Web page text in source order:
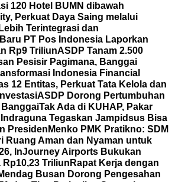
120 Hotel BUMN dibawah
Perkuat Daya Saing melalui
Terintegrasi dan
PT Pos Indonesia Laporkan
Rp9 TriliunASDP Tanam 2.500
Pesisir Pagimana, Banggai
Indonesia Financial
12 Entitas, Perkuat Tata Kelola dan
ASDP Dorong Pertumbuhan
Tak Ada di KUHAP, Pakar
Tegaskan Jampidsus Bisa
Presiden Menko PMK Pratikno: SDM
Ruang Aman dan Nyaman untuk
InJourney Airports Bukukan
Triliun Rapat Kerja dengan
Busan Dorong Pengesahan